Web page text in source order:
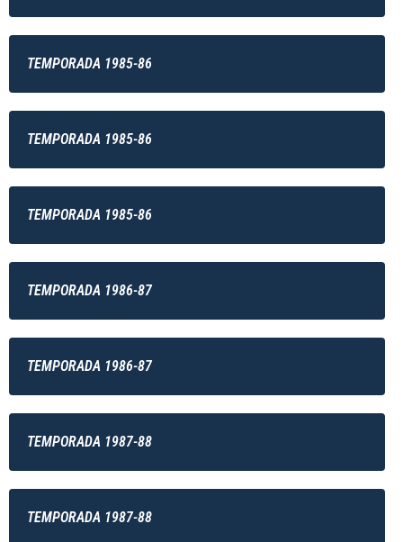
TEMPORADA 1985-86
TEMPORADA 1985-86
TEMPORADA 1985-86
TEMPORADA 1986-87
TEMPORADA 1986-87
TEMPORADA 1987-88
TEMPORADA 1987-88